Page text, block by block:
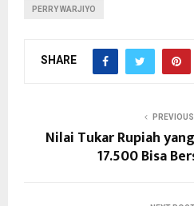
PERRY WARJIYO
SHARE
Nilai Tukar Rupiah
17.500 Bisa